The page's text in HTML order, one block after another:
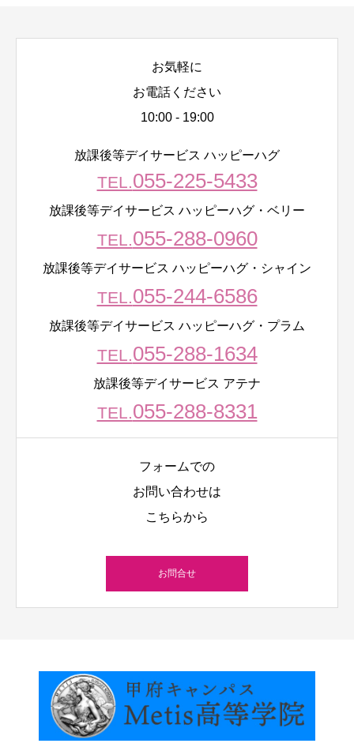
お気軽に
お電話ください
10:00 - 19:00
放課後等デイサービス ハッピーハグ
TEL.055-225-5433
放課後等デイサービス ハッピーハグ・ベリー
TEL.055-288-0960
放課後等デイサービス ハッピーハグ・シャイン
TEL.055-244-6586
放課後等デイサービス ハッピーハグ・プラム
TEL.055-288-1634
放課後等デイサービス アテナ
TEL.055-288-8331
フォームでの
お問い合わせは
こちらから
お問合せ